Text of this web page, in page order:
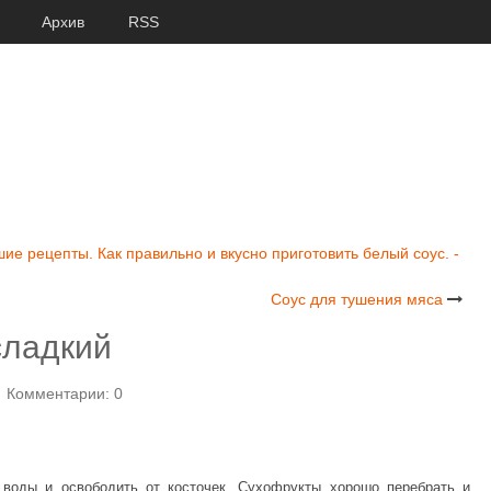
Архив RSS
рецепты. Как правильно и вкусно приготовить белый соус. -
Соус для тушения мяса
Комментарии: 0
и освободить от косточек. Сухофрукты хорошо перебрать и